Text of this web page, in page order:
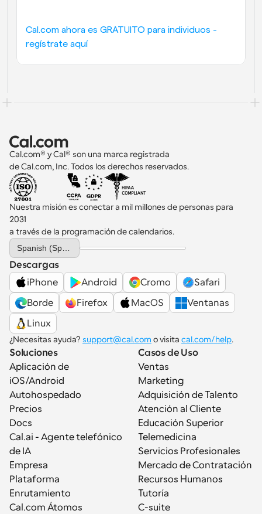
Cal.com ahora es GRATUITO para individuos -
regístrate aquí
Cal.com® y Cal® son una marca registrada
de Cal.com, Inc. Todos los derechos reservados.
Nuestra misión es conectar a mil millones de personas para
2031
a través de la programación de calendarios.
Select Language
Descargas
iPhone
Android Cromo
Safari
Borde
Firefox MacOS
Ventanas
Linux
¿Necesitas ayuda? support@cal.com o visita cal.com/help.
Soluciones
Aplicación de
iOS/Android
Autohospedado
Precios
Docs
Cal.ai - Agente telefónico
de IA
Empresa
Plataforma
Enrutamiento
Cal.com Átomos
Casos de Uso
Ventas
Marketing
Adquisición de Talento
Atención al Cliente
Educación Superior
Telemedicina
Servicios Profesionales
Mercado de Contratación
Recursos Humanos
Tutoría
C-suite